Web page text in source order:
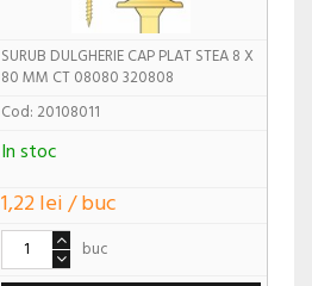
SURUB DULGHERIE CAP PLAT STEA 8 X
80 MM CT 08080 320808
Cod: 20108011
In stoc
1,22 lei / buc
buc